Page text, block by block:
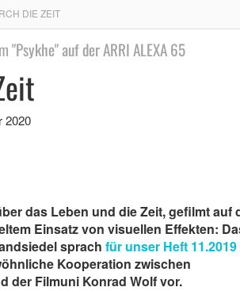
DIE ZEIT
"Psykhe" auf der ARRI ALEXA 65
2020
das Leben und die Zeit, gefilmt auf
Einsatz von visuellen Effekten:
sprach für unser Heft 11.2019
Kooperation zwischen
der Filmuni Konrad Wolf vor.